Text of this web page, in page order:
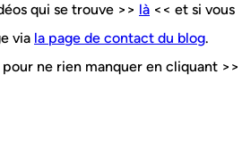
qui se trouve >> là << et si vous
via la page de contact du blog.
pour ne rien manquer en cliquant >>